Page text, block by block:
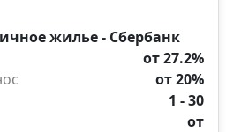
жилье - Сбербанк
от 27.2%
от 20%
1 - 30
от